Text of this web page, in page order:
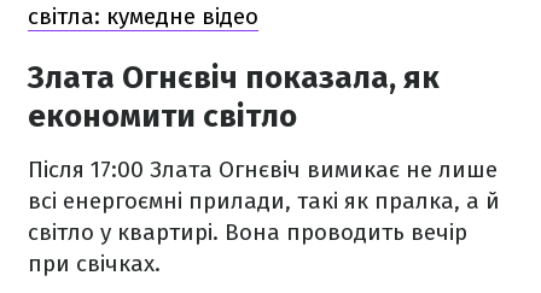
світла: кумедне відео
Злата Огнєвіч показала, як
економити світло
Після 17:00 Злата Огнєвіч вимикає не лише
всі енергоємні прилади, такі як пралка, а й
світло у квартирі. Вона проводить вечір
при свічках.